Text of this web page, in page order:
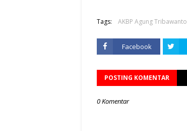
Tags: AKBP Agung Tribawanto
Facebook
POSTING KOMENTAR
0 Komentar